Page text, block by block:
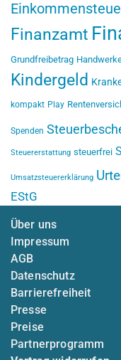
Finanzamt
Grundfreibetrag
Kindergeld
kompakt Play
Spenden
Steuererstattung steuerfrei
Umsatzsteuererklärung
EStG
Über uns
Impressum
AGB
Datenschutz
Barrierefreiheit
Presse
Preise
Partnerprogramm